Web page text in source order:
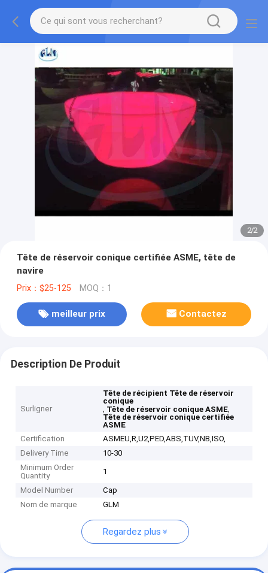
2/2
Tête de réservoir conique certifiée ASME, tête de
navire
Prix：$25-125 MOQ：1
meilleur prix Contactez
Description De Produit
Surligner
Tête de récipient Tête de réservoir
conique
, Tête de réservoir conique ASME,
Tête de réservoir conique certifiée
ASME
Certification
ASMEU,R,U2,PED,ABS,TUV,NB,ISO,
Delivery Time
10-30
Minimum Order
Quantity
1
Model Number
Cap
Nom de marque
GLM
Regardez plus